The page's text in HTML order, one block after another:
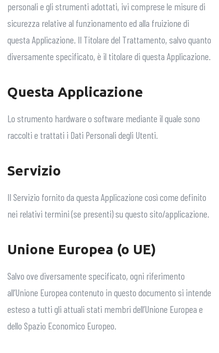
personali e gli strumenti adottati, ivi comprese le misure di
sicurezza relative al funzionamento ed alla fruizione di
questa Applicazione. Il Titolare del Trattamento, salvo quanto
diversamente specificato, è il titolare di questa Applicazione.
Questa Applicazione
Lo strumento hardware o software mediante il quale sono
raccolti e trattati i Dati Personali degli Utenti.
Servizio
Il Servizio fornito da questa Applicazione così come definito
nei relativi termini (se presenti) su questo sito/applicazione.
Unione Europea (o UE)
Salvo ove diversamente specificato, ogni riferimento
all’Unione Europea contenuto in questo documento si intende
esteso a tutti gli attuali stati membri dell’Unione Europea e
dello Spazio Economico Europeo.